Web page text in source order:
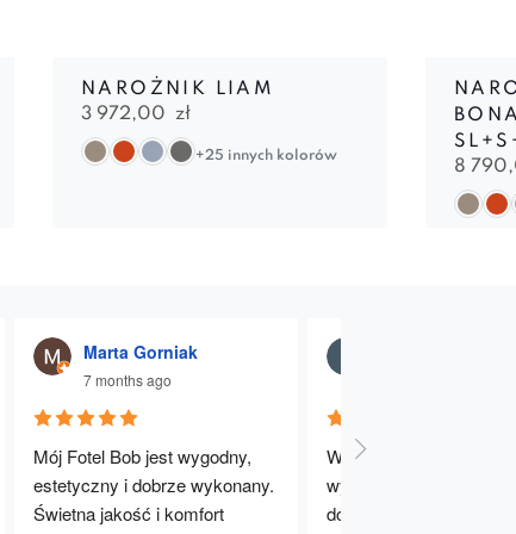
NAROŻNIK LIAM
3 972,00 zł
+25 innych kolorów
8
Marta Gorniak
7 months ago
Mój Fotel Bob jest wygodny,
estetyczny i dobrze wykonany.
Świetna jakość i komfort
Wygodne, stabilne i
wykonane krzesła.
dobry wybór – polecam!